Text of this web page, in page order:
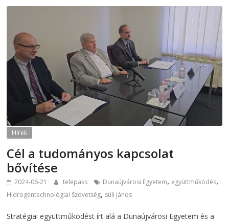
Hírek
Cél a tudományos kapcsolat
bővítése
2024-06-21 telepaks Dunaújvárosi Egyetem, együttműködés,
Hidrogéntechnológiai Szövetség, süli jános
Stratégiai együttműködést írt alá a Dunaújvárosi Egyetem és a